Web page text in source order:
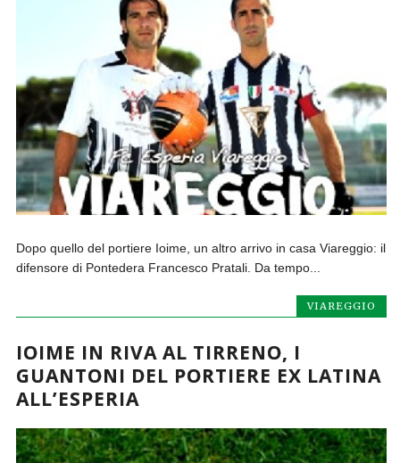
Dopo quello del portiere Ioime, un altro arrivo in casa Viareggio: il
difensore di Pontedera Francesco Pratali. Da tempo...
VIAREGGIO
IOIME IN RIVA AL TIRRENO, I
GUANTONI DEL PORTIERE EX LATINA
ALL’ESPERIA